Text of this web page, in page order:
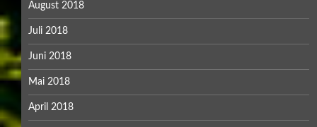
August 2018
Juli 2018
Juni 2018
Mai 2018
April 2018